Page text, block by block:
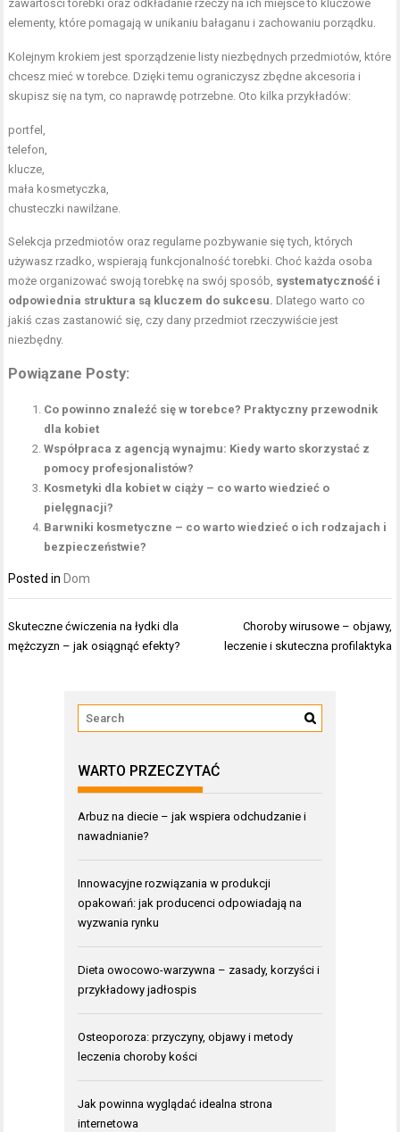
zawartości torebki oraz odkładanie rzeczy na ich miejsce to kluczowe
elementy, które pomagają w unikaniu bałaganu i zachowaniu porządku.
Kolejnym krokiem jest sporządzenie listy niezbędnych przedmiotów, które
chcesz mieć w torebce. Dzięki temu ograniczysz zbędne akcesoria i
skupisz się na tym, co naprawdę potrzebne. Oto kilka przykładów:
portfel,
telefon,
klucze,
mała kosmetyczka,
chusteczki nawilżane.
Selekcja przedmiotów oraz regularne pozbywanie się tych, których
używasz rzadko, wspierają funkcjonalność torebki. Choć każda osoba
może organizować swoją torebkę na swój sposób, systematyczność i
odpowiednia struktura są kluczem do sukcesu. Dlatego warto co
jakiś czas zastanowić się, czy dany przedmiot rzeczywiście jest
niezbędny.
Powiązane Posty:
Co powinno znaleźć się w torebce? Praktyczny przewodnik
dla kobiet
Współpraca z agencją wynajmu: Kiedy warto skorzystać z
pomocy profesjonalistów?
Kosmetyki dla kobiet w ciąży – co warto wiedzieć o
pielęgnacji?
Barwniki kosmetyczne – co warto wiedzieć o ich rodzajach i
bezpieczeństwie?
Posted in Dom
Nawigacja
wpisu
Skuteczne ćwiczenia na łydki dla
mężczyzn – jak osiągnąć efekty?
Choroby wirusowe – objawy,
leczenie i skuteczna profilaktyka
WARTO PRZECZYTAĆ
Arbuz na diecie – jak wspiera odchudzanie i
nawadnianie?
Innowacyjne rozwiązania w produkcji
opakowań: jak producenci odpowiadają na
wyzwania rynku
Dieta owocowo-warzywna – zasady, korzyści i
przykładowy jadłospis
Osteoporoza: przyczyny, objawy i metody
leczenia choroby kości
Jak powinna wyglądać idealna strona
internetowa